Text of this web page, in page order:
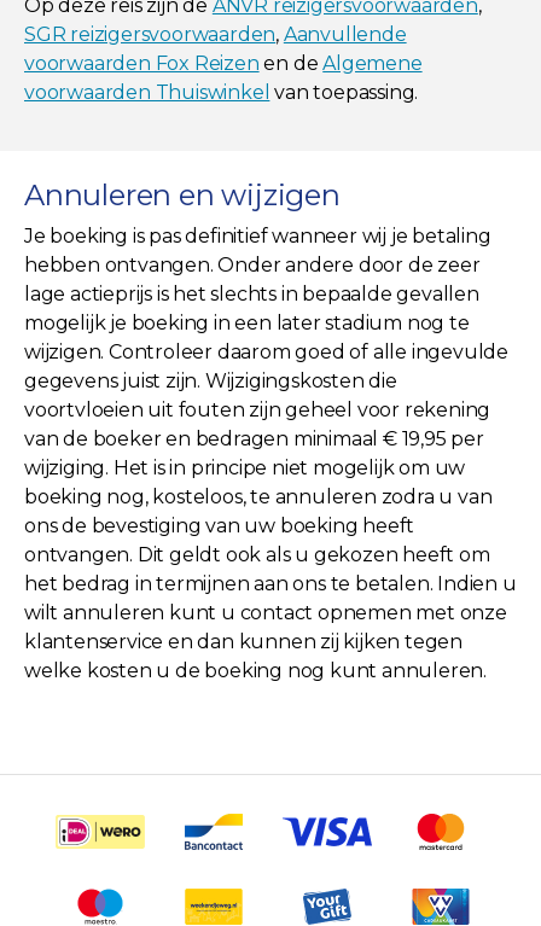
Op deze reis zijn de ANVR reizigersvoorwaarden,
SGR reizigersvoorwaarden, Aanvullende
voorwaarden Fox Reizen en deAlgemene
voorwaarden Thuiswinkel van toepassing.
Annuleren en wijzigen
Je boeking is pas definitief wanneer wij je betaling
hebben ontvangen. Onder andere door de zeer
lage actieprijs is het slechts in bepaalde gevallen
mogelijk je boeking in een later stadium nog te
wijzigen. Controleer daarom goed of alle ingevulde
gegevens juist zijn. Wijzigingskosten die
voortvloeien uit fouten zijn geheel voor rekening
van de boeker en bedragen minimaal € 19,95 per
wijziging. Het is in principe niet mogelijk om uw
boeking nog, kosteloos, te annuleren zodra u van
ons de bevestiging van uw boeking heeft
ontvangen. Dit geldt ook als u gekozen heeft om
het bedrag in termijnen aan ons te betalen. Indien u
wilt annuleren kunt u contact opnemen met onze
klantenservice en dan kunnen zij kijken tegen
welke kosten u de boeking nog kunt annuleren.